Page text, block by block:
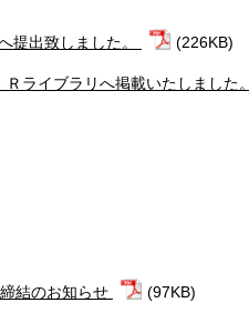
提出致しました。 (226KB)
ライブラリへ掲載いたしました。
結のお知らせ (97KB)